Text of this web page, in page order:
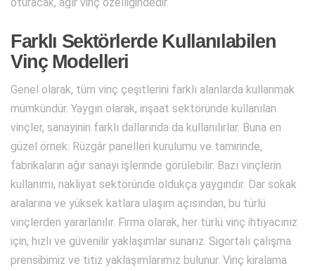
Farklı Sektörlerde Kullanılabilen
Vinç Modelleri
Genel olarak, tüm vinç çeşitlerini farklı alanlarda kullanmak
mümkündür. Yaygın olarak, inşaat sektöründe kullanılan
vinçler, sanayinin farklı dallarında da kullanılırlar. Buna en
güzel örnek: Rüzgâr panelleri kurulumu ve tamirinde,
fabrikaların ağır sanayi işlerinde görülebilir. Bazı vinçlerin
kullanımı, nakliyat sektöründe oldukça yaygındır. Dar sokak
aralarına ve yüksek katlara ulaşım açısından, bu türlü
vinçlerden yararlanılır. Firma olarak, her türlü vinç ihtiyacınız
için, hızlı ve güvenilir yaklaşımlar sunarız. Sigortalı çalışma
prensibimiz ve titiz yaklaşımlarımız bulunur. Vinç kiralama